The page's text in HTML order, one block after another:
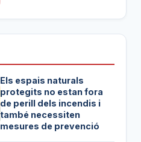
Els espais naturals
protegits no estan fora
de perill dels incendis i
també necessiten
mesures de prevenció